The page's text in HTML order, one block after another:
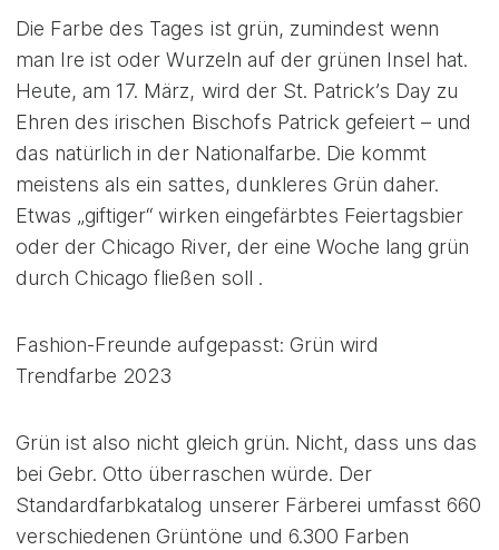
Die Farbe des Tages ist grün, zumindest wenn
man Ire ist oder Wurzeln auf der grünen Insel hat.
Heute, am 17. März, wird der St. Patrick’s Day zu
Ehren des irischen Bischofs Patrick gefeiert – und
das natürlich in der Nationalfarbe. Die kommt
meistens als ein sattes, dunkleres Grün daher.
Etwas „giftiger“ wirken eingefärbtes Feiertagsbier
oder der Chicago River, der eine Woche lang grün
durch Chicago fließen soll .
Fashion-Freunde aufgepasst: Grün wird
Trendfarbe 2023
Grün ist also nicht gleich grün. Nicht, dass uns das
bei Gebr. Otto überraschen würde. Der
Standardfarbkatalog unserer Färberei umfasst 660
verschiedenen Grüntöne und 6.300 Farben